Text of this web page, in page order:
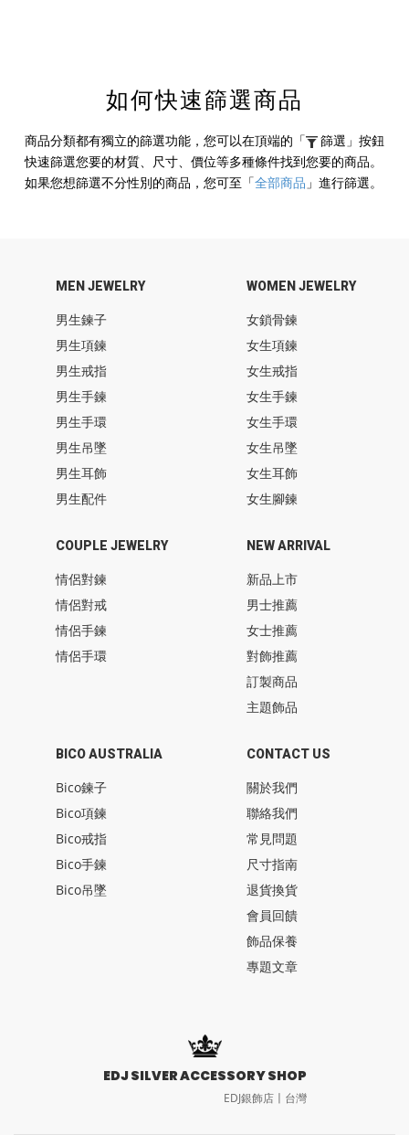
如何快速篩選商品
商品分類都有獨立的篩選功能，您可以在頂端的 「 篩選」 按鈕
快速篩選您要的材質、尺寸、價位等多種條件找到您要的商品。
如果您想篩選不分性別的商品，您可至 「全部商品 」 進行篩選。
MEN JEWELRY
男生鍊子
男生項鍊
男生戒指
男生手鍊
男生手環
男生吊墜
男生耳飾
男生配件
WOMEN JEWELRY
女鎖骨鍊
女生項鍊
女生戒指
女生手鍊
女生手環
女生吊墜
女生耳飾
女生腳鍊
COUPLE JEWELRY
情侶對鍊
情侶對戒
情侶手鍊
情侶手環
BICO AUSTRALIA
Bico鍊子
Bico項鍊
Bico戒指
Bico手鍊
Bico吊墜
NEW ARRIVAL
新品上市
男士推薦
女士推薦
對飾推薦
訂製商品
主題飾品
CONTACT US
關於我們
聯絡我們
常見問題
尺寸指南
退貨換貨
會員回饋
飾品保養
專題文章
EDJ SILVER ACCESSORY SHOP
EDJ銀飾店〡台灣